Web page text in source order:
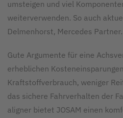
umsteigen und viel
weiterverwenden. So auch
Delmenhorst, Mercedes Partner.
Gute Argumente für eine
erheblichen
Kraftstoffverbrauch, weniger
das sichere Fahrverhalten der
aligner bietet JOSAM einen